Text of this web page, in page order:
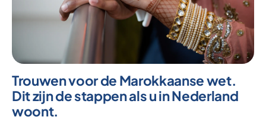
Trouwen voor de Marokkaanse wet.
Dit zijn de stappen als u in Nederland
woont.